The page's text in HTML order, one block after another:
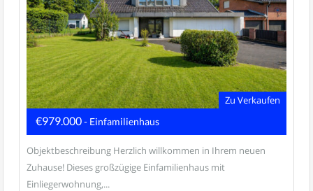
Zu Verkaufen
€979.000- Einfamilienhaus
Objektbeschreibung Herzlich willkommen in Ihrem neuen
Zuhause! Dieses großzügige Einfamilienhaus mit
Einliegerwohnung,...